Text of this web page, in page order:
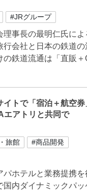
#JRグループ
理事長の最明仁氏によ
会社と日本の鉄道の
の鉄道流通は「直販
トで「宿泊＋航空券
エアトリと共同で
旅館
#商品開発
パホテルと業務提携
国内ダイナミックパ